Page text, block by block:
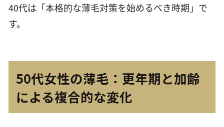
40代は「本格的な薄毛対策を始めるべき時期」で
す。
50代女性の薄毛：更年期と加齢
による複合的な変化